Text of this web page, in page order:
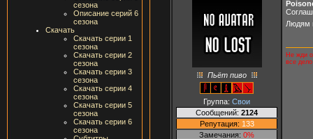
сезона
Описание серий 6
сезона
Скачать
Скачать серии 1
сезона
Скачать серии 2
сезона
Скачать серии 3
сезона
Скачать серии 4
сезона
Скачать серии 5
сезона
Скачать серии 6
сезона
Пьёт пиво
Группа: Свои
Сообщений: 2124
Репутация: 133
Замечания: 0%
Людям
Не жди
все